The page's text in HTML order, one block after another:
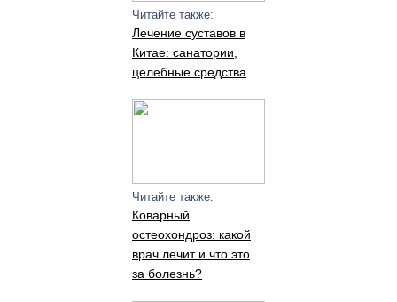
Читайте также:
Лечение суставов в
Китае: санатории,
целебные средства
Читайте также:
Коварный
остеохондроз: какой
врач лечит и что это
за болезнь?